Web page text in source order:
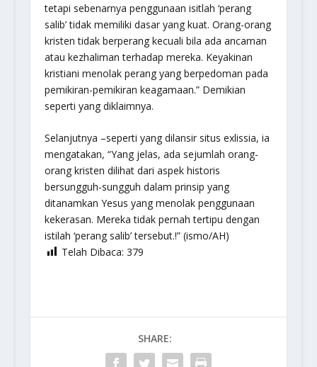
tetapi sebenarnya penggunaan isitlah ‘perang
salib’ tidak memiliki dasar yang kuat. Orang-orang
kristen tidak berperang kecuali bila ada ancaman
atau kezhaliman terhadap mereka. Keyakinan
kristiani menolak perang yang berpedoman pada
pemikiran-pemikiran keagamaan.” Demikian
seperti yang diklaimnya.
Selanjutnya –seperti yang dilansir situs exlissia, ia
mengatakan, “Yang jelas, ada sejumlah orang-
orang kristen dilihat dari aspek historis
bersungguh-sungguh dalam prinsip yang
ditanamkan Yesus yang menolak penggunaan
kekerasan. Mereka tidak pernah tertipu dengan
istilah ‘perang salib’ tersebut.!” (ismo/AH)
Telah Dibaca: 379
SHARE: